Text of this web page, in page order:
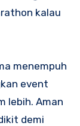
kalau
menempuh
event
lebih. Aman
demi